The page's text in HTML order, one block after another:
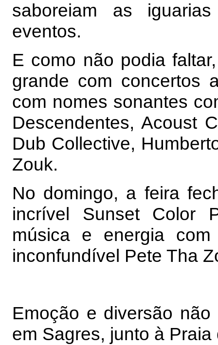
saboreiam as
eventos.
E como não podia
grande com concertos
com nomes sonantes
Descendentes, Acoust
Dub Collective,
Zouk.
No domingo, a feira
incrível Sunset Color
música e energia
inconfundível Pete Tha
Emoção e diversão
em Sagres, junto à Praia